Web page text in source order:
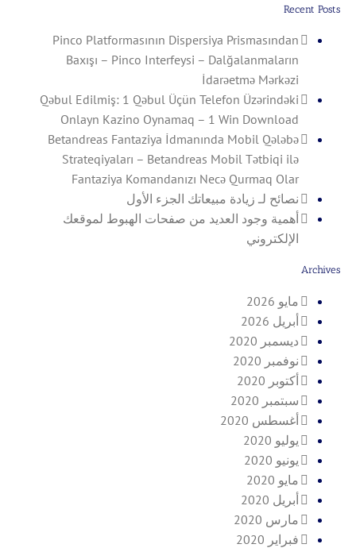
Recent Posts
Pinco Platformasının Dispersiya Prismasından
Baxışı – Pinco Interfeysi – Dalğalanmaların
İdarəetmə Mərkəzi
Qəbul Edilmiş: 1 Qəbul Üçün Telefon Üzərindəki
Onlayn Kazino Oynamaq – 1 Win Download
Betandreas Fantaziya İdmanında Mobil Qələbə
Strateqiyaları – Betandreas Mobil Tətbiqi ilə
Fantaziya Komandanızı Necə Qurmaq Olar
نصائح لـ زيادة مبيعاتك الجزء الأول
أهمية وجود العديد من صفحات الهبوط لموقعك
الإلكتروني
Archives
مايو 2026
أبريل 2026
ديسمبر 2020
نوفمبر 2020
أكتوبر 2020
سبتمبر 2020
أغسطس 2020
يوليو 2020
يونيو 2020
مايو 2020
أبريل 2020
مارس 2020
فبراير 2020